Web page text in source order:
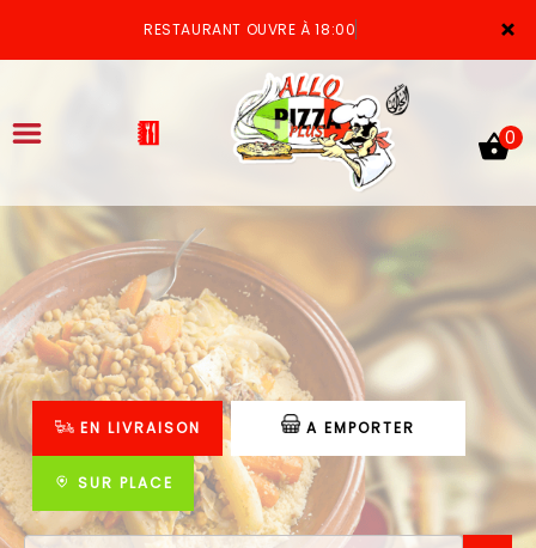
×
RESTAURANT OUVRE À 18:00
ACCUEIL
LA CARTE
VOTRE COMPTE
NOTRE RESTAURANT
VOS AVIS
MENTIONS LÉGALES
0
EN LIVRAISON A EMPORTER
SUR PLACE